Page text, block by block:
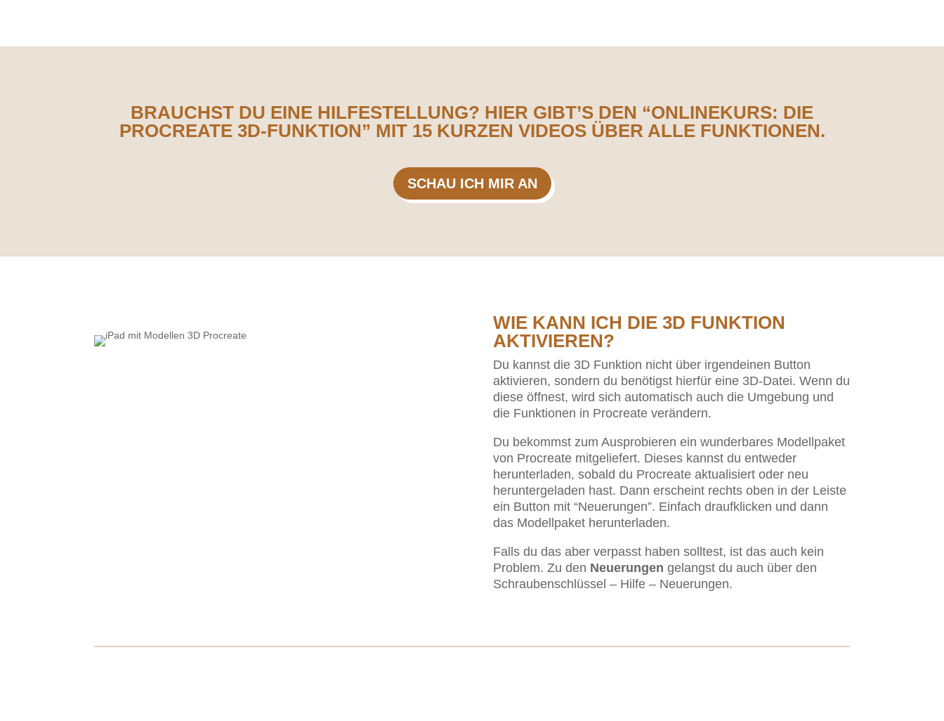
BRAUCHST DU EINE HILFESTELLUNG? HIER GIBT’S DEN “ONLINEKURS: DIE
PROCREATE 3D-FUNKTION” MIT 15 KURZEN VIDEOS ÜBER ALLE FUNKTIONEN.
SCHAU ICH MIR AN
WIE KANN ICH DIE 3D FUNKTION
AKTIVIEREN?
Du kannst die 3D Funktion nicht über irgendeinen Button
aktivieren, sondern du benötigst hierfür eine 3D-Datei. Wenn du
diese öffnest, wird sich automatisch auch die Umgebung und
die Funktionen in Procreate verändern.
Du bekommst zum Ausprobieren ein wunderbares Modellpaket
von Procreate mitgeliefert. Dieses kannst du entweder
herunterladen, sobald du Procreate aktualisiert oder neu
heruntergeladen hast. Dann erscheint rechts oben in der Leiste
ein Button mit “Neuerungen”. Einfach draufklicken und dann
das Modellpaket herunterladen.
Falls du das aber verpasst haben solltest, ist das auch kein
Problem. Zu den Neuerungen gelangst du auch über den
Schraubenschlüssel – Hilfe – Neuerungen.